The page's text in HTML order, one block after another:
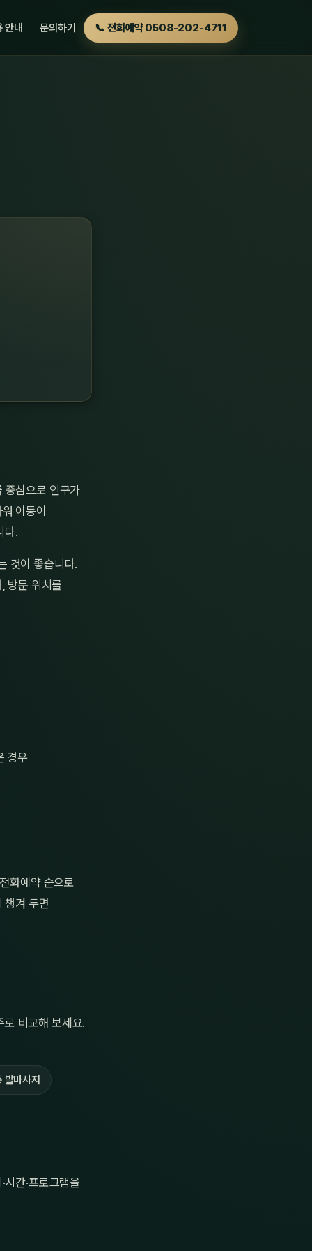
안내 문의하기 📞 전화예약 0508-202-4711
중심으로 인구가
이동이
다.
것이 좋습니다.
방문 위치를
경우
화예약 순으로
챙겨 두면
비교해 보세요.
발마사지
간·프로그램을